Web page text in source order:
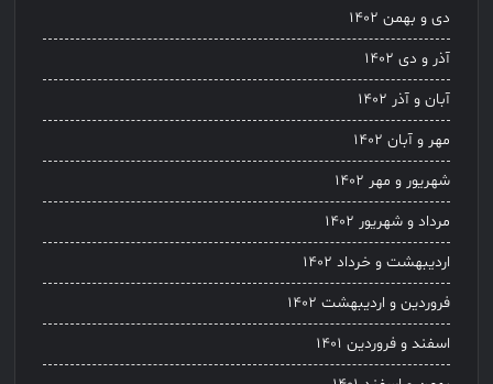
دی و بهمن ۱۴۰۲
آذر و دی ۱۴۰۲
آبان و آذر ۱۴۰۲
مهر و آبان ۱۴۰۲
شهریور و مهر ۱۴۰۲
مرداد و شهریور ۱۴۰۲
اردیبهشت و خرداد ۱۴۰۲
فروردین و اردیبهشت ۱۴۰۲
اسفند و فروردین ۱۴۰۱